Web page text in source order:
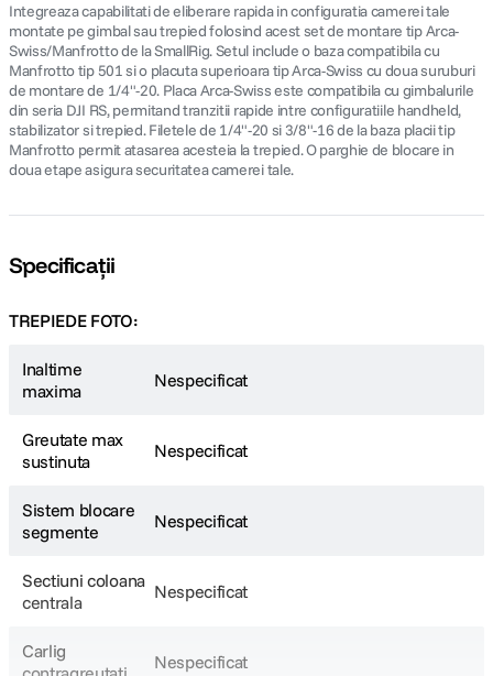
Integreaza capabilitati de eliberare rapida in configuratia camerei tale
montate pe gimbal sau trepied folosind acest set de montare tip Arca-
Swiss/Manfrotto de la SmallRig. Setul include o baza compatibila cu
Manfrotto tip 501 si o placuta superioara tip Arca-Swiss cu doua suruburi
de montare de 1/4"-20. Placa Arca-Swiss este compatibila cu gimbalurile
din seria DJI RS, permitand tranzitii rapide intre configuratiile handheld,
stabilizator si trepied. Filetele de 1/4"-20 si 3/8"-16 de la baza placii tip
Manfrotto permit atasarea acesteia la trepied. O parghie de blocare in
doua etape asigura securitatea camerei tale.
Specificații
TREPIEDE FOTO:
Inaltime
maxima
Nespecificat
Greutate max
sustinuta
Nespecificat
Sistem blocare
segmente
Nespecificat
Sectiuni coloana
centrala
Nespecificat
Carlig
Nespecificat